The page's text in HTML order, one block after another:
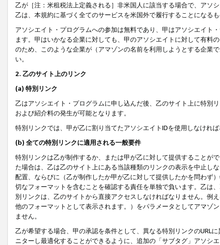
乙が［注：米租税法上定義される］非米国人に該当する場合で、アソ
乙は、本規約に基づく全てのサービスを米国外で履行することになる
アソシエイト・プログラムへの参加は無料であり、甲はアソシエイト
ます。甲はいかなる企業に対しても、甲のアソシエイトに対して有料
のため、このような企業が（アマゾンの名前を利用しようとする企業
い。
2. 乙のサイト上のリンク
(a) 特別リンク
乙はアソシエイト・プログラムに申し込んだ後、乙のサイト上に特別
および紹介料の発生が可能となります。
特別リンクでは、甲が乙に割り当てたアソシエイトIDを使用しなけれ
(b) 全ての特別リンクに適用される一般要件
特別リンクは乙が制作するか、または甲が乙に対して提供することが
た場合は、乙は乙のサイト上にある当該種類のリンクの表示を中止し
配置、ならびに（乙が制作したか甲が乙に対して提供したかを問わず
切なフォーマットを含むことを確認する責任を単独で負います。乙は
別リンクは、乙のサイトから直接アクセスしなければなりません。例
他のフォーマットとして表示されます。）をパラメータとしてアマゾ
ません。
乙が希望する場合、甲の承認を条件として、異なる特別リンクのURL
ニターし最適化することができるように、追加の「サブタグ」アソシ